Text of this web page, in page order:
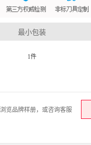
最小包装
1件
览品牌样册，或咨询客服